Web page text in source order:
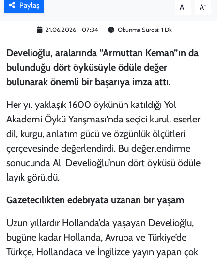
Paylaş A- A+
21.06.2026 - 07:34 Okunma Süresi: 1 Dk
Develioğlu, aralarında “Armuttan Keman”ın da
bulunduğu dört öyküsüyle ödüle değer
bulunarak önemli bir başarıya imza attı.
Her yıl yaklaşık 1600 öykünün katıldığı Yol
Akademi Öykü Yarışması'nda seçici kurul, eserleri
dil, kurgu, anlatım gücü ve özgünlük ölçütleri
çerçevesinde değerlendirdi. Bu değerlendirme
sonucunda Ali Develioğlu’nun dört öyküsü ödüle
layık görüldü.
Gazetecilikten edebiyata uzanan bir yaşam
Uzun yıllardır Hollanda’da yaşayan Develioğlu,
bugüne kadar Hollanda, Avrupa ve Türkiye’de
Türkçe, Hollandaca ve İngilizce yayın yapan çok